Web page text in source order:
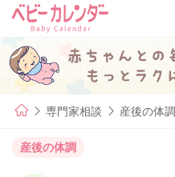
専門家相談 産後の体調
産後の体調